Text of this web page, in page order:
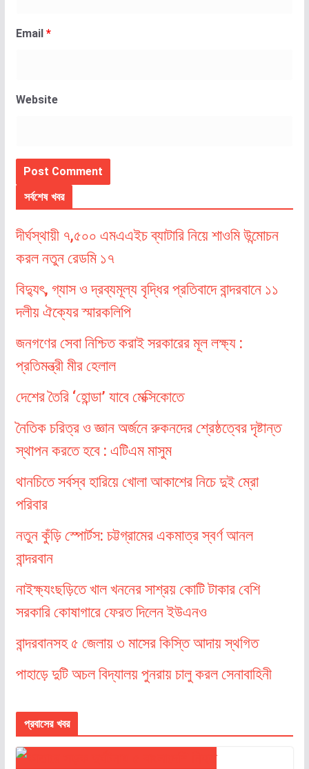
Email *
Website
সর্বশেষ খবর
দীর্ঘস্থায়ী ৭,৫০০ এমএএইচ ব্যাটারি নিয়ে শাওমি উন্মোচন
করল নতুন রেডমি ১৭
বিদ্যুৎ, গ্যাস ও দ্রব্যমূল্য বৃদ্ধির প্রতিবাদে বান্দরবানে ১১
দলীয় ঐক্যের স্মারকলিপি
জনগণের সেবা নিশ্চিত করাই সরকারের মূল লক্ষ্য :
প্রতিমন্ত্রী মীর হেলাল
দেশের তৈরি ‘হোন্ডা’ যাবে মেক্সিকোতে
নৈতিক চরিত্র ও জ্ঞান অর্জনে রুকনদের শ্রেষ্ঠত্বের দৃষ্টান্ত
স্থাপন করতে হবে : এটিএম মাসুম
থানচিতে সর্বস্ব হারিয়ে খোলা আকাশের নিচে দুই ম্রো
পরিবার
নতুন কুঁড়ি স্পোর্টস: চট্টগ্রামের একমাত্র স্বর্ণ আনল
বান্দরবান
নাইক্ষ্যংছড়িতে খাল খননের সাশ্রয় কোটি টাকার বেশি
সরকারি কোষাগারে ফেরত দিলেন ইউএনও
বান্দরবানসহ ৫ জেলায় ৩ মাসের কিস্তি আদায় স্থগিত
পাহাড়ে দুটি অচল বিদ্যালয় পুনরায় চালু করল সেনাবাহিনী
প্রবাসের খবর